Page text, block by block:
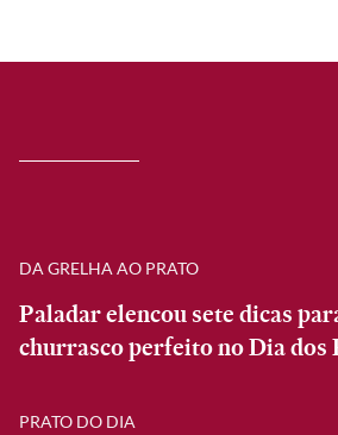
DA GRELHA AO PRATO
Paladar elencou sete dicas
churrasco perfeito no Dia dos
PRATO DO DIA